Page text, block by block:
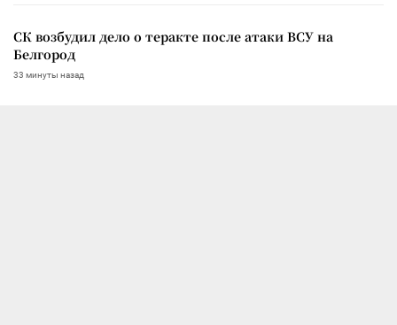
СК возбудил дело о теракте после атаки ВСУ на
Белгород
33 минуты назад